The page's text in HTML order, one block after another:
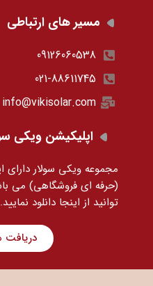
مسیر های ارتباطی
09126060538
021-88611745
info@vikisolar.com
اپلیکیشن ویکی
مجموعه ویکی سولار دارای
(حرفه ای فروشگاهی) می
توانید از اینجا دانلود نمایید.
دریافت